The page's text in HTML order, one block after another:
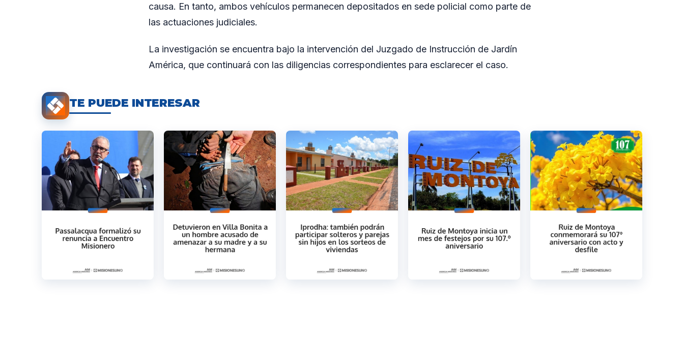
causa. En tanto, ambos vehículos permanecen depositados en sede policial como parte de
las actuaciones judiciales.
La investigación se encuentra bajo la intervención del Juzgado de Instrucción de Jardín
América, que continuará con las diligencias correspondientes para esclarecer el caso.
TE PUEDE INTERESAR